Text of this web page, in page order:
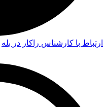
ارتباط با کارشناس راکار در بله